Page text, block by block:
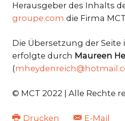
Herausgeber des Inhalts
groupe.com die Firma
Die Übersetzung der Seite
erfolgte durch Maureen
(
© MCT 2022 | Alle Rechte
Drucken E-Mail